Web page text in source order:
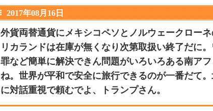
2017年08月16日
外貨両替通貨にメキシコペソとノルウェークロー
リカランドは在庫が無くなり次第取扱い終了だに
罪など簡単に解決できん問題がいろいろある南ア
ね。世界が平和で安全に旅行できるのが一番だて
に対話重視で頼むでよ、トランプさん。